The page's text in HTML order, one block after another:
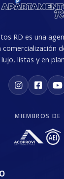
RD es una
comercialización
lujo, listas y en
MIEMBROS DE